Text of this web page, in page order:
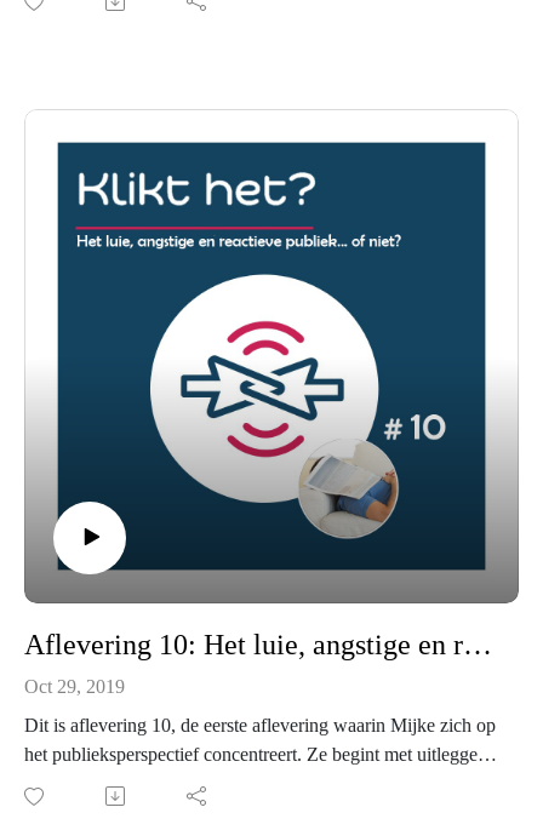
will share the main outcomes of her interviews with
Aflevering 10: Het luie, angstige en reactieve publiek... of niet?
Oct 29, 2019
Dit is aflevering 10, de eerste aflevering waarin Mijke zich op
het publieksperspectief concentreert. Ze begint met uitleggen
wat we onder het publiek kunnen verstaan, duikt dieper in
academisch onderzoek op dit gebied, en ontdekt wat we van